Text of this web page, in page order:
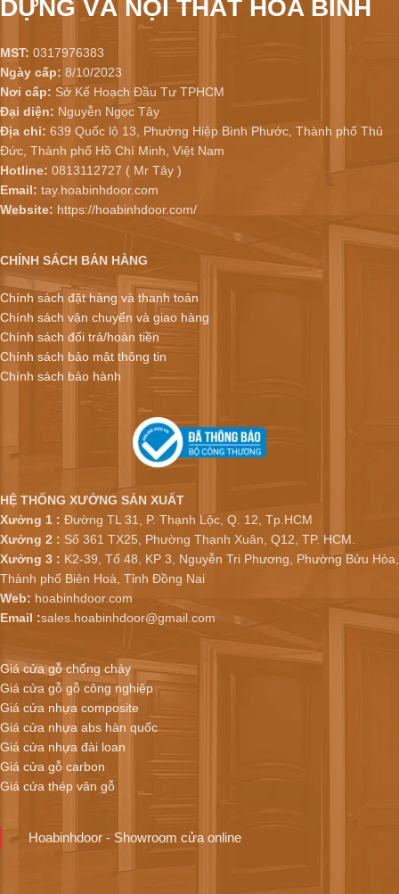
DỰNG VÀ NỘI THẤT HÒA BÌNH
MST: 0317976383
Ngày cấp: 8/10/2023
Nơi cấp: Sở Kế Hoạch Đầu Tư TPHCM
Đại diện: Nguyễn Ngọc Tây
Địa chỉ: 639 Quốc lộ 13, Phường Hiệp Bình Phước, Thành phố Thủ
Đức, Thành phố Hồ Chí Minh, Việt Nam
Hotline: 0813112727 ( Mr Tây )
Email: tay.hoabinhdoor.com
Website: https://hoabinhdoor.com/
CHÍNH SÁCH BÁN HÀNG
Chính sách đặt hàng và thanh toán
Chính sách vận chuyển và giao hàng
Chính sách đổi trả/hoàn tiền
Chính sách bảo mật thông tin
Chính sách bảo hành
HỆ THỐNG XƯỞNG SẢN XUẤT
Xưởng 1 : Đường TL 31, P. Thạnh Lộc, Q. 12, Tp.HCM
Xưởng 2 : Số 361 TX25, Phường Thạnh Xuân, Q12, TP. HCM.
Xưởng 3 : K2-39, Tổ 48, KP 3, Nguyễn Tri Phương, Phường Bửu Hòa,
Thành phố Biên Hoà, Tỉnh Đồng Nai
Web: hoabinhdoor.com
Email :sales.hoabinhdoor@gmail.com
Giá cửa gỗ chống cháy
Giá cửa gỗ gỗ công nghiệp
Giá cửa nhựa composite
Giá cửa nhựa abs hàn quốc
Giá cửa nhựa đài loan
Giá cửa gỗ carbon
Giá cửa thép vân gỗ
Hoabinhdoor - Showroom cửa online